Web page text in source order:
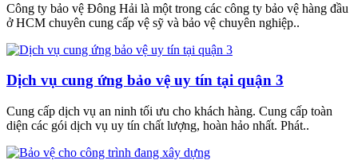
Công ty bảo vệ Đông Hải là một trong các công ty bảo vệ hàng đầu
ở HCM chuyên cung cấp vệ sỹ và bảo vệ chuyên nghiệp..
Dịch vụ cung ứng bảo vệ uy tín tại quận 3
Cung cấp dịch vụ an ninh tối ưu cho khách hàng. Cung cấp toàn
diện các gói dịch vụ uy tín chất lượng, hoàn hảo nhất. Phát..